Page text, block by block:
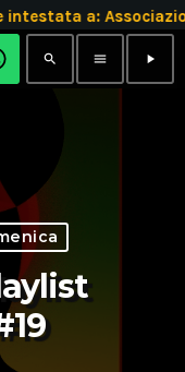
a:
search menu play_arrow